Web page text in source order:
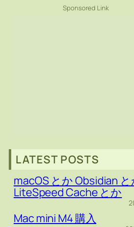
Sponsored Link
LATEST POSTS
macOS とか Obsidian と
LiteSpeed Cache とか
Mac mini M4 購入